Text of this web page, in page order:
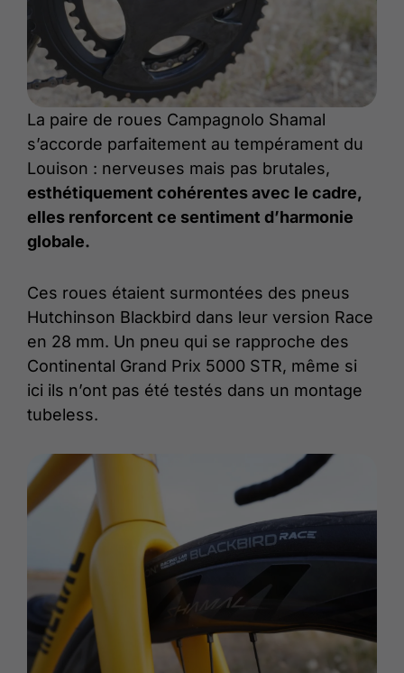
La paire de roues Campagnolo Shamal
s’accorde parfaitement au tempérament du
Louison : nerveuses mais pas brutales,
esthétiquement cohérentes avec le cadre,
elles renforcent ce sentiment d’harmonie
globale.
Ces roues étaient surmontées des pneus
Hutchinson Blackbird dans leur version Race
en 28 mm. Un pneu qui se rapproche des
Continental Grand Prix 5000 STR, même si
ici ils n’ont pas été testés dans un montage
tubeless.